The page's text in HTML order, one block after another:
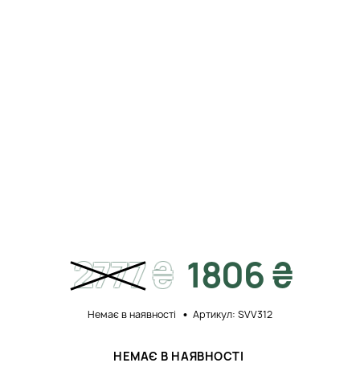
2777₴ 1806 ₴
Немає в наявності Артикул: SVV312
НЕМАЄ В НАЯВНОСТІ